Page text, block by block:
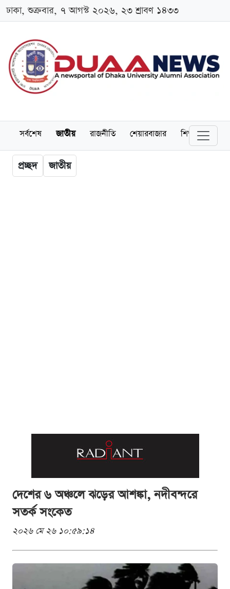
ঢাকা, শুক্রবার, ৭ আগস্ট ২০২৬, ২৩ শ্রাবণ ১৪৩৩
সর্বশেষ জাতীয় রাজনীতি শেয়ারবাজার শিক্ষা
প্রচ্ছদ জাতীয়
দেশের ৬ অঞ্চলে ঝড়ের আশঙ্কা, নদীবন্দরে
সতর্ক সংকেত
২০২৬ মে ২৬ ১০:৫৯:১৪